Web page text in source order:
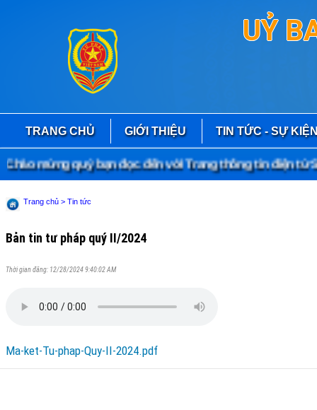
UỶ
TRANG CHỦ GIỚI THIỆU TIN TỨC - SỰ
mừng quý bạn đọc đến với Trang thông tin điện tử Sở
Trang chủ > Tin tức
Bản tin tư pháp quý II/2024
Thời gian đăng: 12/28/2024 9:40:02 AM
Ma-ket-Tu-phap-Quy-II-2024.pdf